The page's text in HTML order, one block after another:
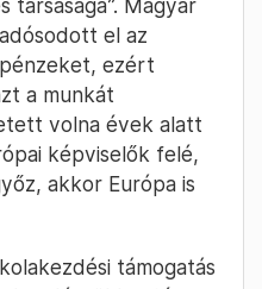
April 20. – 15:51
Magyar
akiknek
„szerintem árulás,